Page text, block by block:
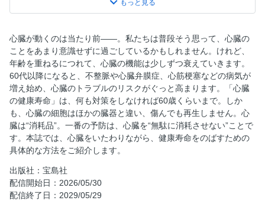
心臓は消耗品。無駄づかいが病気を引き起こします
“血管力”を高めて心臓をいたわろう
動脈硬化は18歳から始まっています
どちらになりやすい？ 血管が「破れる病気」or「詰まる病
気」
〈COLUMN〉 「突然死」は突然ではない？
＜心臓の健康寿命を100歳にのばす食事術＞
まず覚えておきたい！ 心臓＆血管を健康にする「おさかな
すきやね」
「3つ減らして1つ増やす」が血管を若返らせるコツ
血管を強くする栄養素
心臓をいたわる食事ルール
心臓が動くのは当たり前――。私たちは普段そう思って、心臓の
ことをあまり意識せずに過ごしているかもしれません。けれど、
年齢を重ねるにつれて、心臓の機能は少しずつ衰えていきます。
60代以降になると、不整脈や心臓弁膜症、心筋梗塞などの病気が
増え始め、心臓のトラブルのリスクがぐっと高まります。「心臓
の健康寿命」は、何も対策をしなければ60歳くらいまで。しか
も、心臓の細胞はほかの臓器と違い、傷んでも再生しません。心
臓は“消耗品”。一番の予防は、心臓を“無駄に消耗させない”ことで
す。本誌では、心臓をいたわりながら、健康寿命をのばすための
具体的な方法をご紹介します。
出版社：宝島社
配信開始日：2026/05/30
配信終了日：2029/05/29